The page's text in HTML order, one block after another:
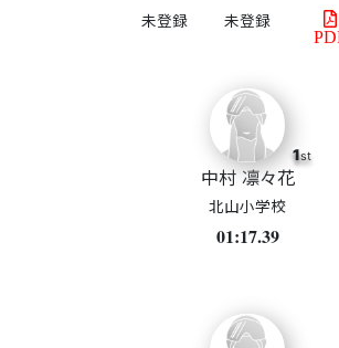
1st
中村 凛々花
北山小学校
01:17.39